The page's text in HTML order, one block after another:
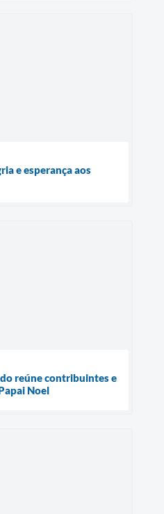
e esperança aos
reúne contribuintes e
Noel